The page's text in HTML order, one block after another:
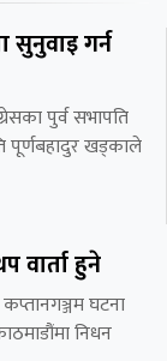
गर्न
पुर्व सभापति
पूर्णबहादुर खड्काले
वार्ता हुने
घटना
निधन